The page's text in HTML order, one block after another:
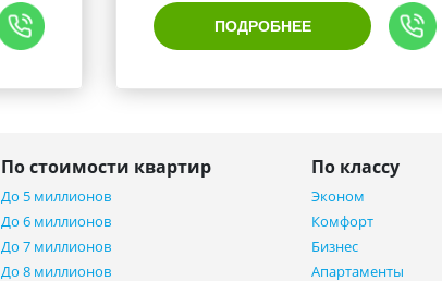
ПОДРОБНЕЕ
По стоимости квартир
До 5 миллионов
До 6 миллионов
До 7 миллионов
До 8 миллионов
По классу
Эконом
Комфорт
Бизнес
Апартаменты